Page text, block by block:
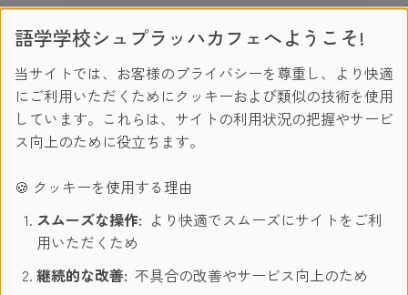
変換プラグ（BFタイプ）：家電量販店やネットで200〜
500円で購入できます。
ので、留学中にヨーロッパ旅行を計画している方には特に
おすすめ！（約2,000円）
4. 電圧は日本と違う？変圧器は必要？
日本：100V
マルタ：230V
海外対応でない電化製品は変圧器が必要です！
語学学校シュプラッハカフェへようこそ!
当サイトでは、お客様のプライバシーを尊重し、より快適
にご利用いただくためにクッキーおよび類似の技術を使用
しています。これらは、サイトの利用状況の把握やサービ
ス向上のために役立ちます。
🍪 クッキーを使用する理由
スムーズな操作: より快適でスムーズにサイトをご利
用いただくため
継続的な改善: 不具合の改善やサービス向上のため